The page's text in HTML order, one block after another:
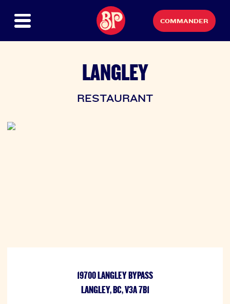
COMMANDER
LANGLEY
RESTAURANT
19700 LANGLEY BYPASS
LANGLEY, BC, V3A 7B1